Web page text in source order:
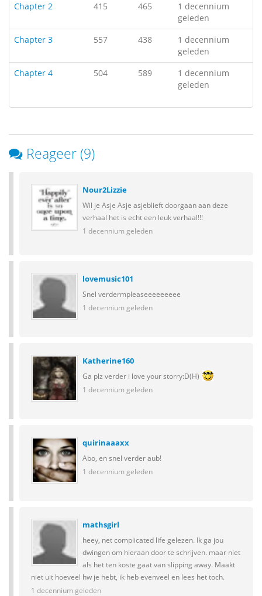
Chapter 2
415 465
1 decennium
geleden
Chapter 3
557 438
1 decennium
geleden
Chapter 4
504 589
1 decennium
geleden
Reageer (9)
Nour2Lizzie
Wil je Asje Asje asjeblieft doorgaan aan deze
verhaal het is echt een leuk verhaal!!!
1 decennium geleden
lovemusic101
Snel verdermpleaseeeeeeeee
1 decennium geleden
Katherine160
Ga plz verder i love your storry:D(H)
1 decennium geleden
quirinaaaxx
Abo, en snel verder aub!
1 decennium geleden
mathsgirl
heey, net complicated life gelezen. Ik ga jou
dwingen om hieraan door te schrijven. maar niet
als het ten koste gaat van slipping away. Maakt
niet uit hoeveel hw je hebt, ik heb evenveel en lees het toch.
1 decennium geleden